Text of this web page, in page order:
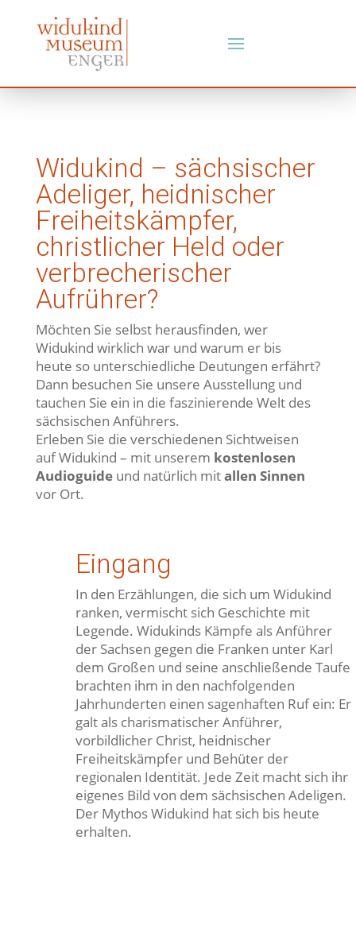
Widukind – sächsischer
Adeliger, heidnischer
Freiheitskämpfer,
christlicher Held oder
verbrecherischer
Aufrührer?
Möchten Sie selbst herausfinden, wer
Widukind wirklich war und warum er bis
heute so unterschiedliche Deutungen erfährt?
Dann besuchen Sie unsere Ausstellung und
tauchen Sie ein in die faszinierende Welt des
sächsischen Anführers.
Erleben Sie die verschiedenen Sichtweisen
auf Widukind – mit unserem kostenlosen
Audioguideund natürlich mitallen Sinnen
vor Ort.
Eingang
In den Erzählungen, die sich um Widukind
ranken, vermischt sich Geschichte mit
Legende. Widukinds Kämpfe als Anführer
der Sachsen gegen die Franken unter Karl
dem Großen und seine anschließende Taufe
brachten ihm in den nachfolgenden
Jahrhunderten einen sagenhaften Ruf ein: Er
galt als charismatischer Anführer,
vorbildlicher Christ, heidnischer
Freiheitskämpfer und Behüter der
regionalen Identität. Jede Zeit macht sich ihr
eigenes Bild von dem sächsischen Adeligen.
Der Mythos Widukind hat sich bis heute
erhalten.